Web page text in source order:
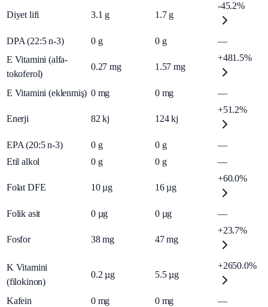
Diyet lifi 3.1 g 1.7 g
-45.2%
DPA (22:5 n-3) 0 g 0 g
—
E Vitamini (alfa-
tokoferol)
0.27 mg 1.57 mg
+481.5%
E Vitamini (eklenmiş) 0 mg 0 mg —
Enerji 82 kj 124 kj
+51.2%
EPA (20:5 n-3) 0 g 0 g
—
Etil alkol
0 g 0 g —
Folat DFE 10 µg 16 µg
+60.0%
Folik asit 0 µg 0 µg —
Fosfor 38 mg 47 mg
+23.7%
K Vitamini
(filokinon)
0.2 µg 5.5 µg
+2650.0%
Kafein 0 mg 0 mg —